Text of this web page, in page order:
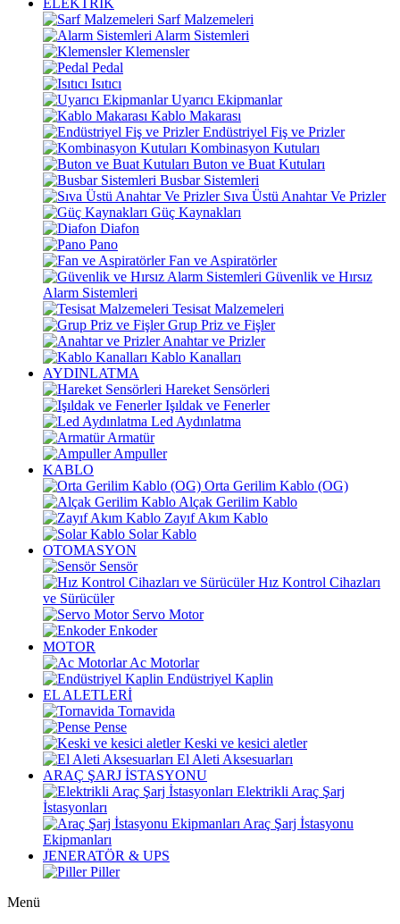
ELEKTRİK
Sarf Malzemeleri
Alarm Sistemleri
Klemensler
Pedal
Isıtıcı
Uyarıcı Ekipmanlar
Kablo Makarası
Endüstriyel Fiş ve Prizler
Kombinasyon Kutuları
Buton ve Buat Kutuları
Busbar Sistemleri
Sıva Üstü Anahtar Ve Prizler
Güç Kaynakları
Diafon
Pano
Fan ve Aspiratörler
Güvenlik ve Hırsız
Alarm Sistemleri
Tesisat Malzemeleri
Grup Priz ve Fişler
Anahtar ve Prizler
Kablo Kanalları
AYDINLATMA
Hareket Sensörleri
Işıldak ve Fenerler
Led Aydınlatma
Armatür
Ampuller
KABLO
Orta Gerilim Kablo (OG)
Alçak Gerilim Kablo
Zayıf Akım Kablo
Solar Kablo
OTOMASYON
Sensör
Hız Kontrol Cihazları
ve Sürücüler
Servo Motor
Enkoder
MOTOR
Ac Motorlar
Endüstriyel Kaplin
EL ALETLERİ
Tornavida
Pense
Keski ve kesici aletler
El Aleti Aksesuarları
ARAÇ ŞARJ İSTASYONU
Elektrikli Araç Şarj
İstasyonları
Araç Şarj İstasyonu
Ekipmanları
JENERATÖR & UPS
Piller
Menü